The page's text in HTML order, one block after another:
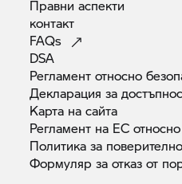
Правниаспекти
контакт
FAQs
DSA
Регламент относно
Декларация за
Карта насайта
Регламент на ЕС
Политика за
Формуляр за отказ от